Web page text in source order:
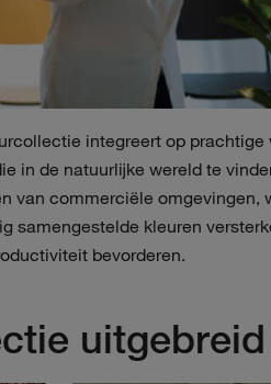
integreert op
in de natuurlijke wereld te
van commerciële omgevingen,
samengestelde kleuren
bevorderen.